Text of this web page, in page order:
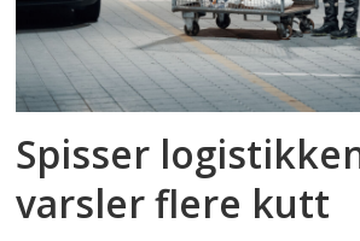
Spisser
varsler flere kutt